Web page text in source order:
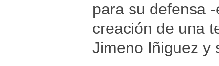
para su defensa
creación de una
Jimeno Iñiguez y